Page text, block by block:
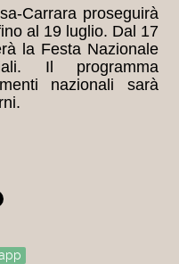
Carrara proseguirà
al 19 luglio. Dal 17
la Festa Nazionale
Il programma
nazionali sarà